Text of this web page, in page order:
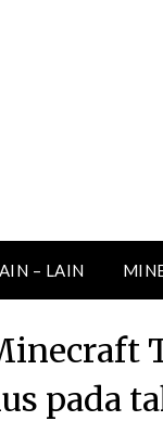
– LAIN
pada